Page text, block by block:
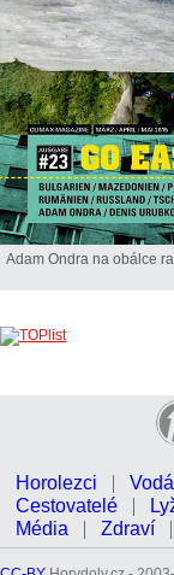
Adam Ondra na obálce
Horolezci
Cestovatelé
Média
Zdraví